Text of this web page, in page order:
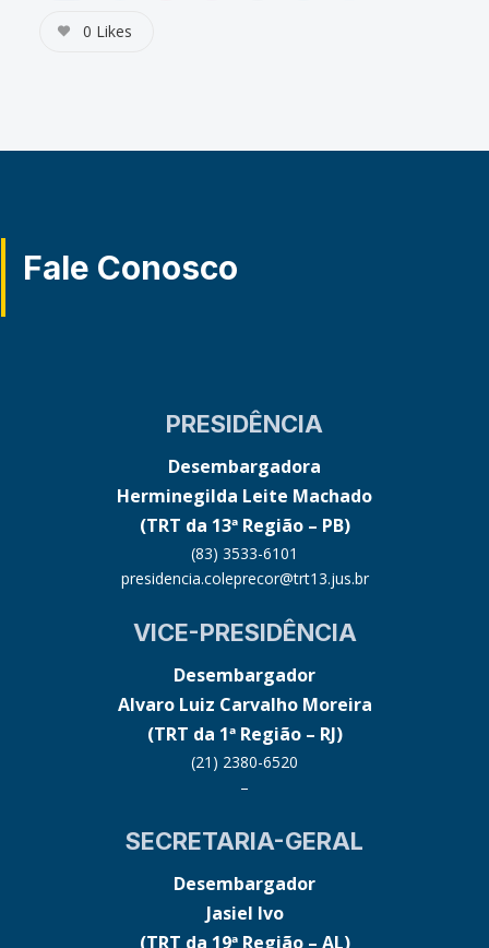
0 Likes
Fale Conosco
PRESIDÊNCIA
Desembargadora
Herminegilda Leite Machado
(TRT da 13ª Região – PB)
(83) 3533-6101
presidencia.coleprecor@trt13.jus.br
VICE-PRESIDÊNCIA
Desembargador
Alvaro Luiz Carvalho Moreira
(TRT da 1ª Região – RJ)
(21) 2380-6520
–
SECRETARIA-GERAL
Desembargador
Jasiel Ivo
(TRT da 19ª Região – AL)